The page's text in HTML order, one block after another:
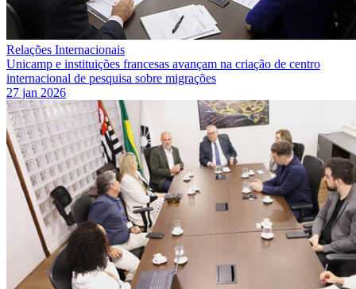
Relações Internacionais
Unicamp e instituições francesas avançam na criação de centro
internacional de pesquisa sobre migrações
27 jan 2026